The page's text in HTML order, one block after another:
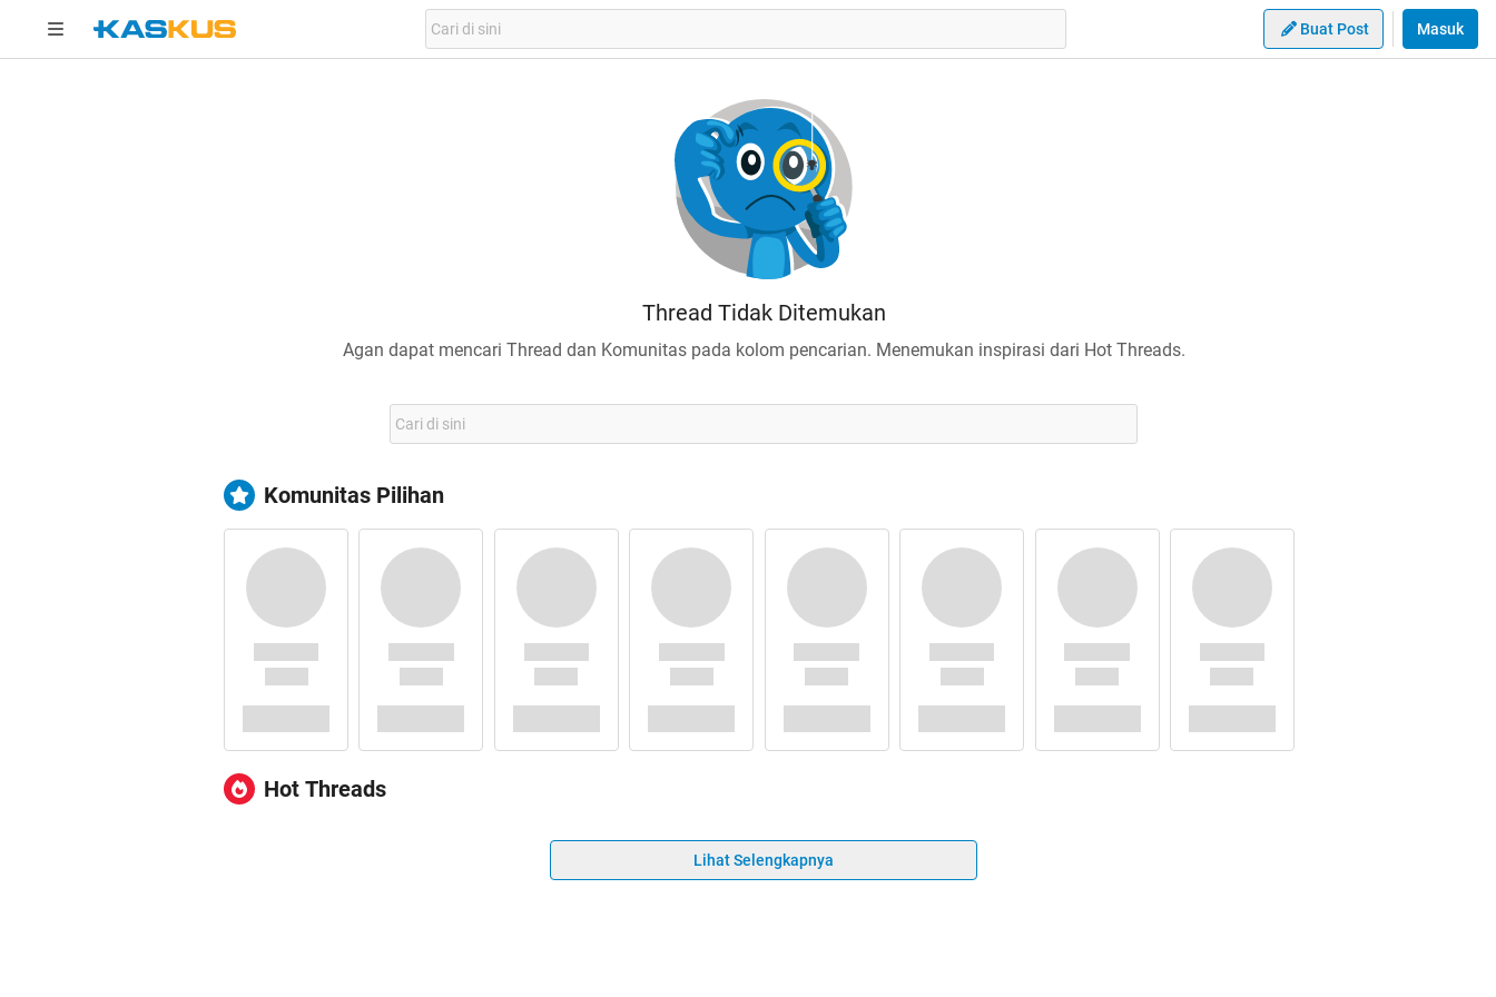
Buat Post Masuk
Thread Tidak Ditemukan
Agan dapat mencari Thread dan Komunitas pada kolom pencarian. Menemukan inspirasi dari Hot Threads.
Komunitas Pilihan
Hot Threads
Lihat Selengkapnya